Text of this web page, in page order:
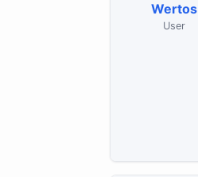
Wertos
User